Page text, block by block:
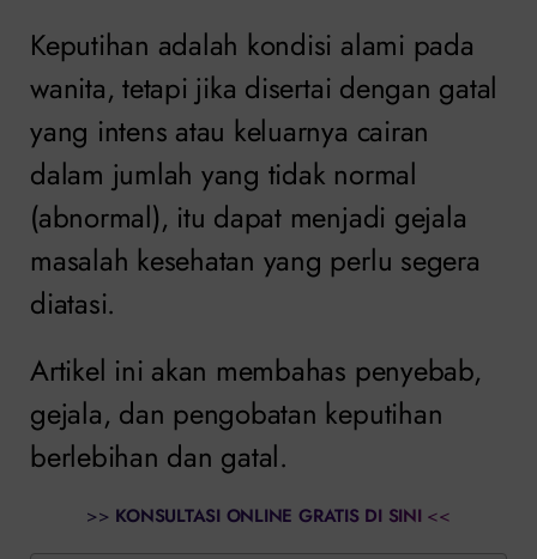
Keputihan adalah kondisi alami pada
wanita, tetapi jika disertai dengan gatal
yang intens atau keluarnya cairan
dalam jumlah yang tidak normal
(abnormal), itu dapat menjadi gejala
masalah kesehatan yang perlu segera
diatasi.
Artikel ini akan membahas penyebab,
gejala, dan pengobatan keputihan
berlebihan dan gatal.
>> KONSULTASI ONLINE GRATIS DI SINI <<